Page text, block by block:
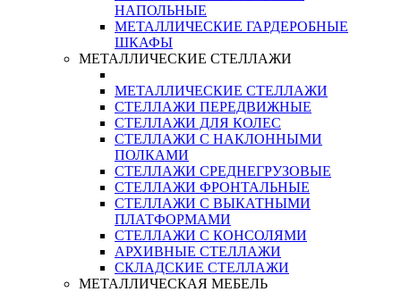
НАПОЛЬНЫЕ
МЕТАЛЛИЧЕСКИЕ ГАРДЕРОБНЫЕ
ШКАФЫ
МЕТАЛЛИЧЕСКИЕ СТЕЛЛАЖИ
МЕТАЛЛИЧЕСКИЕ СТЕЛЛАЖИ
СТЕЛЛАЖИ ПЕРЕДВИЖНЫЕ
СТЕЛЛАЖИ ДЛЯ КОЛЕС
СТЕЛЛАЖИ С НАКЛОННЫМИ
ПОЛКАМИ
СТЕЛЛАЖИ СРЕДНЕГРУЗОВЫЕ
СТЕЛЛАЖИ ФРОНТАЛЬНЫЕ
СТЕЛЛАЖИ С ВЫКАТНЫМИ
ПЛАТФОРМАМИ
СТЕЛЛАЖИ С КОНСОЛЯМИ
АРХИВНЫЕ СТЕЛЛАЖИ
СКЛАДСКИЕ СТЕЛЛАЖИ
МЕТАЛЛИЧЕСКАЯ МЕБЕЛЬ